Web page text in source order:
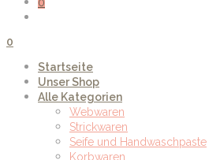
0
Startseite
Unser Shop
Alle Kategorien
Webwaren
Strickwaren
Seife und Handwaschpaste
Korbwaren